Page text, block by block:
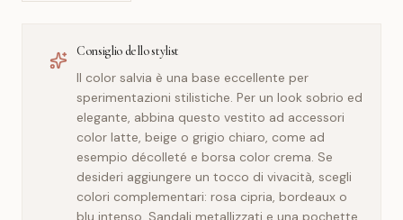
Consiglio dello stylist
Il color salvia è una base eccellente per
sperimentazioni stilistiche. Per un look sobrio ed
elegante, abbina questo vestito ad accessori
color latte, beige o grigio chiaro, come ad
esempio décolleté e borsa color crema. Se
desideri aggiungere un tocco di vivacità, scegli
colori complementari: rosa cipria, bordeaux o
blu intenso. Sandali metallizzati e una pochette